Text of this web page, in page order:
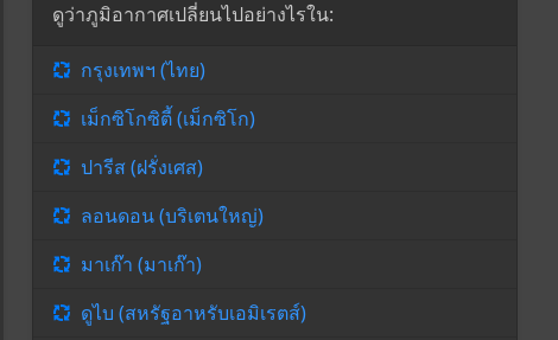
ดูว่าภูมิอากาศเปลี่ยนไปอย่างไรใน:
กรุงเทพฯ (ไทย)
เม็กซิโกซิตี้ (เม็กซิโก)
ปารีส (ฝรั่งเศส)
ลอนดอน (บริเตนใหญ่)
มาเก๊า (มาเก๊า)
ดูไบ (สหรัฐอาหรับเอมิเรตส์)